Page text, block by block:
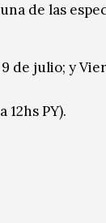
de las
de julio; y
12hs PY).